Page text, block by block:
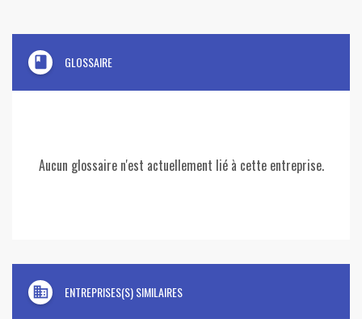
book GLOSSAIRE
Aucun glossaire n'est actuellement lié à cette entreprise.
domain ENTREPRISES(S) SIMILAIRES